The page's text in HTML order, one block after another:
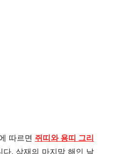
따르면 쥐띠와 용띠 그리
다. 삼재의 마지막 해인 날